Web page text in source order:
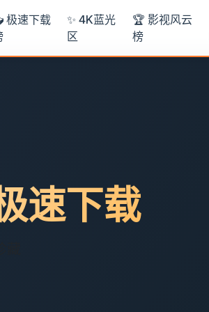
极速下载
✨ 4K蓝光
区
🏆 影视风云
榜
速下载